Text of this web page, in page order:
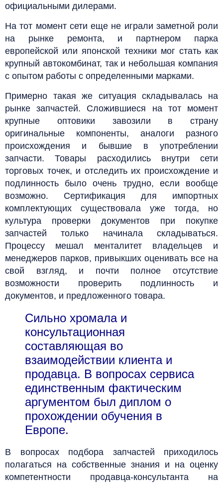
официальными дилерами.
На тот момент сети еще не играли заметной роли
на рынке ремонта, и партнером парка
европейской или японской техники мог стать как
крупный автокомбинат, так и небольшая компания
с опытом работы с определенными марками.
Примерно такая же ситуация складывалась на
рынке запчастей. Сложившиеся на тот момент
крупные оптовики завозили в страну
оригинальные компоненты, аналоги разного
происхождения и бывшие в употреблении
запчасти. Товары расходились внутри сети
торговых точек, и отследить их происхождение и
подлинность было очень трудно, если вообще
возможно. Сертификация для импортных
комплектующих существовала уже тогда, но
культура проверки документов при покупке
запчастей только начинала складываться.
Процессу мешал менталитет владельцев и
менеджеров парков, привыкших оценивать все на
свой взгляд, и почти полное отсутствие
возможности проверить подлинность и
документов, и предложенного товара.
Сильно хромала и
консультационная
составляющая во
взаимодействии клиента и
продавца. В вопросах сервиса
единственным фактическим
аргументом был диплом о
прохождении обучения в
Европе.
В вопросах подбора запчастей приходилось
полагаться на собственные знания и на оценку
компетентности продавца-консультанта на